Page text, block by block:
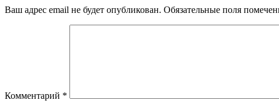
Ваш адрес email не будет опубликован. Обязательные поля
Комментарий *